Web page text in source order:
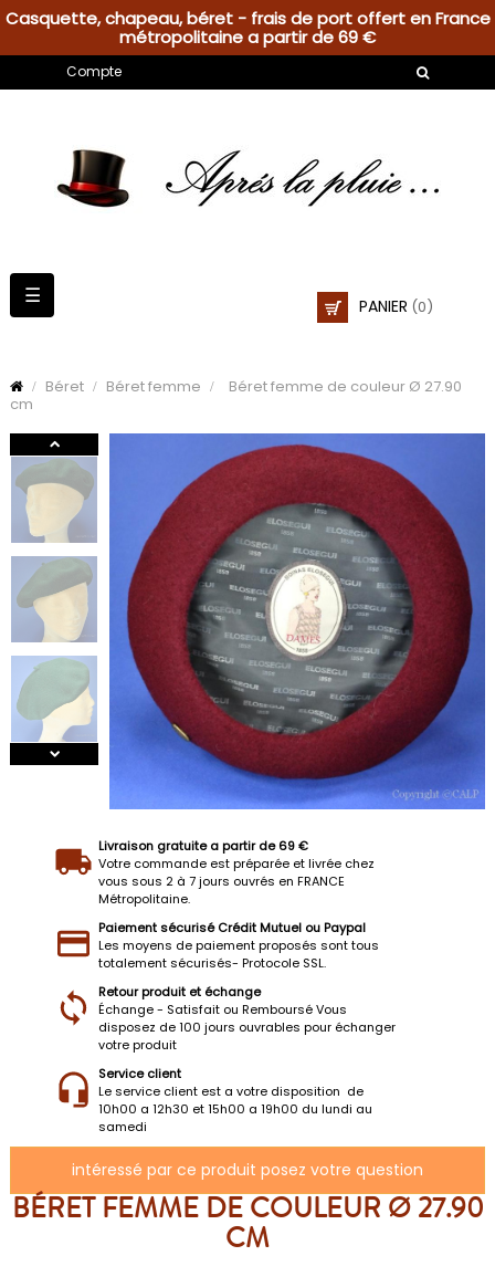
Casquette, chapeau, béret - frais de port offert en France
métropolitaine a partir de 69 €
Compte
PANIER (0)
Basculer
la
☰
Béret Béret femme
Béret femme de couleur Ø 27.90
cm
Livraison gratuite a partir de 69 €
Votre commande est préparée et livrée chez
vous sous 2 à 7 jours ouvrés en FRANCE
Métropolitaine.
Paiement sécurisé Crédit Mutuel ou Paypal
Les moyens de paiement proposés sont tous
totalement sécurisés- Protocole SSL.
Retour produit et échange
Échange - Satisfait ou Remboursé Vous
disposez de 100 jours ouvrables pour échanger
votre produit
Service client
Le service client est a votre disposition de
10h00 a 12h30 et 15h00 a 19h00 du lundi au
samedi
intéressé par ce produit posez votre question
BÉRET FEMME DE COULEUR Ø 27.90
CM